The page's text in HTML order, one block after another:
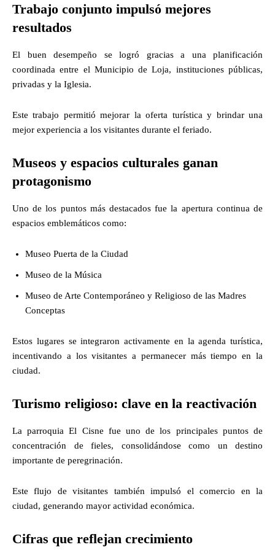
Trabajo conjunto impulsó mejores
resultados
El buen desempeño se logró gracias a una planificación
coordinada entre el Municipio de Loja, instituciones públicas,
privadas y la Iglesia.
Este trabajo permitió mejorar la oferta turística y brindar una
mejor experiencia a los visitantes durante el feriado.
Museos y espacios culturales ganan
protagonismo
Uno de los puntos más destacados fue la apertura continua de
espacios emblemáticos como:
Museo Puerta de la Ciudad
Museo de la Música
Museo de Arte Contemporáneo y Religioso de las Madres
Conceptas
Estos lugares se integraron activamente en la agenda turística,
incentivando a los visitantes a permanecer más tiempo en la
ciudad.
Turismo religioso: clave en la reactivación
La parroquia El Cisne fue uno de los principales puntos de
concentración de fieles, consolidándose como un destino
importante de peregrinación.
Este flujo de visitantes también impulsó el comercio en la
ciudad, generando mayor actividad económica.
Cifras que reflejan crecimiento